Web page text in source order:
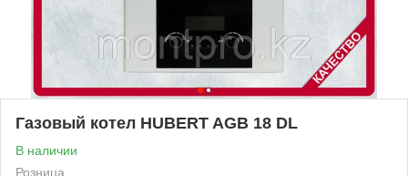
Газовый котел HUBERT AGB 18 DL
В наличии
Розница